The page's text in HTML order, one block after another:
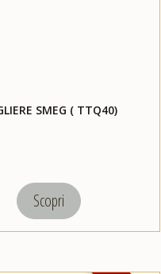
SMEG ( TTQ40)
Scopri